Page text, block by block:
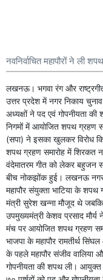
नवनिर्वाचित महापौरों ने ली शपथ
लखनऊ। भगवा रंग और
उत्तर प्रदेश में नगर निकाय
अध्यक्षों ने पद एवं गोपनीयता
निगमों में आयोजित शपथ ग्रहण
(सपा) ने इसका खुलकर विरोध
शपथ ग्रहण समारोह में शिरकत
वंदेमातरम गीत को लेकर बहुजन
बीच नोकझोंक हुई। लखनऊ नगर
महापौर संयुक्ता भाटिया के शपथ
मंत्री सुरेश खन्ना मौजूद थे
उपमुख्यमंत्री केशव प्रसाद मौर्य
मंच पर आयोजित शपथ ग्रहण
भाजपा के महापौर रामतीर्थ
के पहले महापौर संजीव वालिया
गोपनीयता की शपथ ली। आयुक्त